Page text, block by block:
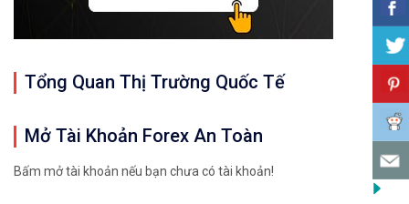
Tổng Quan Thị Trường Quốc Tế
Mở Tài Khoản Forex An Toàn
Bấm mở tài khoản nếu bạn chưa có tài khoản!